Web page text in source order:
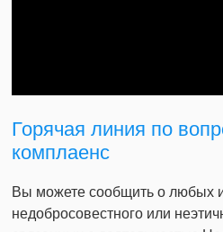
Горячая линия по
комплаенс
Вы можете сообщить о любых
недобросовестного или